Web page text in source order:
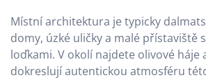
Místní architektura je typicky
domy, úzké uličky a malé přístaviště
loďkami. V okolí najdete olivové háje
dokreslují autentickou atmosféru